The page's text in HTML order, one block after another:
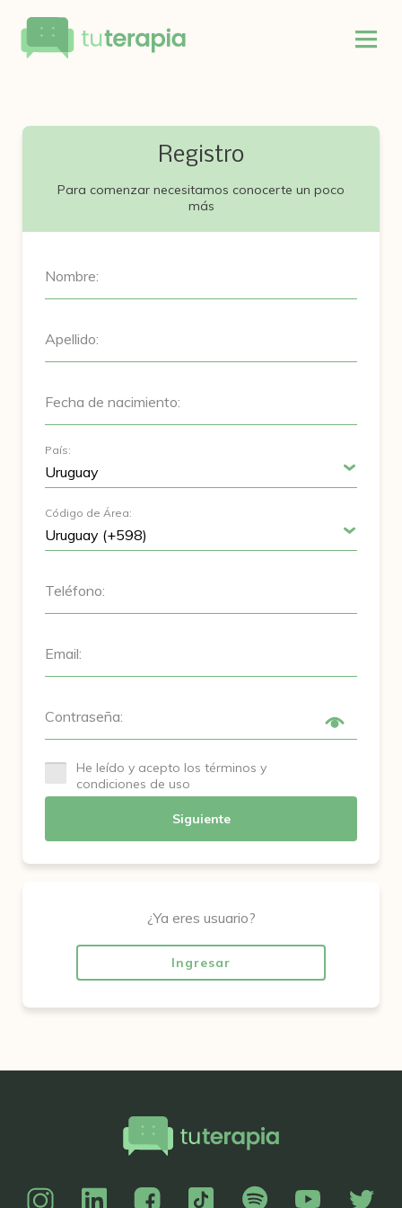
Registro
Para comenzar necesitamos conocerte un poco
más
Nombre:
Apellido:
Fecha de nacimiento:
País:
Código de Área:
Teléfono:
Email:
Contraseña:
He leído y acepto los términos y
condiciones de uso
Siguiente
¿Ya eres usuario?
Ingresar